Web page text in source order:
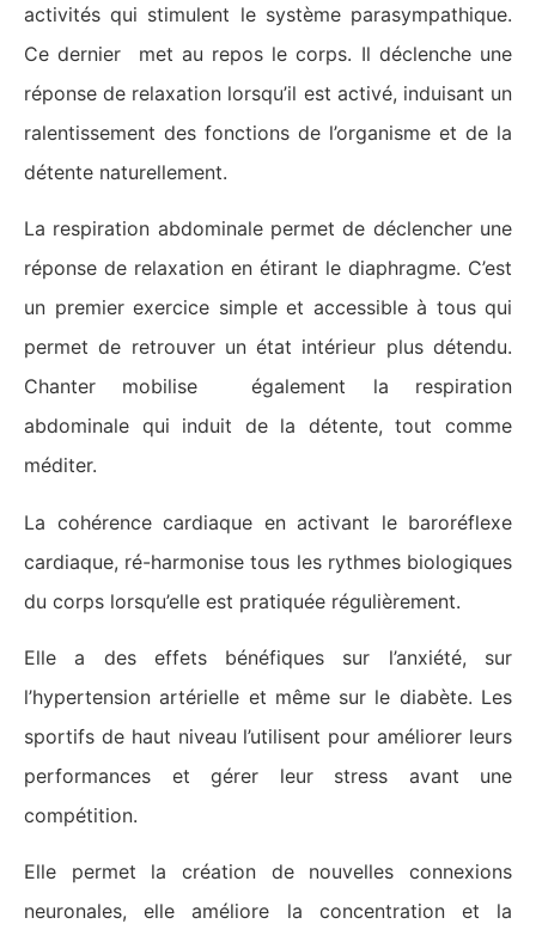
activités qui stimulent le système parasympathique.
Ce dernier met au repos le corps. Il déclenche une
réponse de relaxation lorsqu’il est activé, induisant un
ralentissement des fonctions de l’organisme et de la
détente naturellement.
La respiration abdominale permet de déclencher une
réponse de relaxation en étirant le diaphragme. C’est
un premier exercice simple et accessible à tous qui
permet de retrouver un état intérieur plus détendu.
Chanter mobilise également la respiration
abdominale qui induit de la détente, tout comme
méditer.
La cohérence cardiaque en activant le baroréflexe
cardiaque, ré-harmonise tous les rythmes biologiques
du corps lorsqu’elle est pratiquée régulièrement.
Elle a des effets bénéfiques sur l’anxiété, sur
l’hypertension artérielle et même sur le diabète. Les
sportifs de haut niveau l’utilisent pour améliorer leurs
performances et gérer leur stress avant une
compétition.
Elle permet la création de nouvelles connexions
neuronales, elle améliore la concentration et la